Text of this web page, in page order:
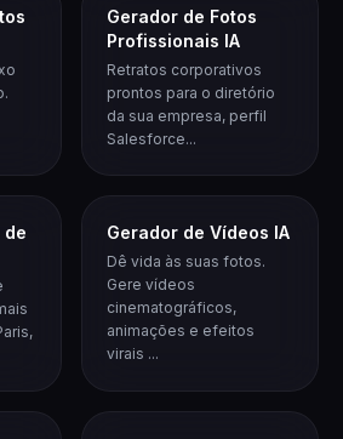
Gerador de Fotos
Profissionais IA
Retratos corporativos
prontos para o diretório
da sua empresa, perfil
Salesforce...
de
Gerador de Vídeos IA
Dê vida às suas fotos.
Gere vídeos
cinematográficos,
animações e efeitos
virais ...